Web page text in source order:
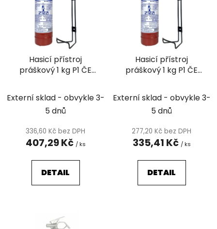
ů
k
Hasicí přístroj
práškový 1 kg P1 ČE
Externí sklad - obvykle 3-
5 dnů
336,60 Kč bez DPH
407,29 Kč / ks
DETAIL
Hasicí přístroj
práškový 1 kg P1 ČE
Externí sklad - obvykle 3-
5 dnů
277,20 Kč bez DPH
335,41 Kč / ks
DETAIL